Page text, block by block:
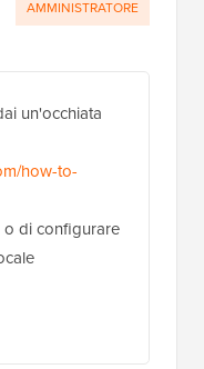
un'occhiata
how-to-
di configurare
AMMINISTRATORE